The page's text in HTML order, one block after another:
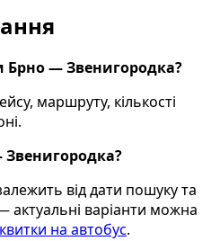
Брно — Звенигородка?
маршруту, кількості
від дати пошуку та
актуальні варіанти можна
на автобус.